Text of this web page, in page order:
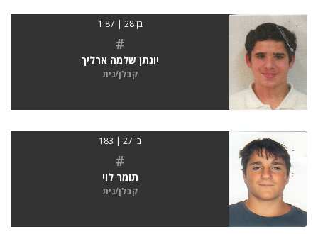
בן 28 | 1.87
#
יונתן שלמה ארליך
קבלן/נית
בן 27 | 183
#
תומר לוי
קבלן/נית